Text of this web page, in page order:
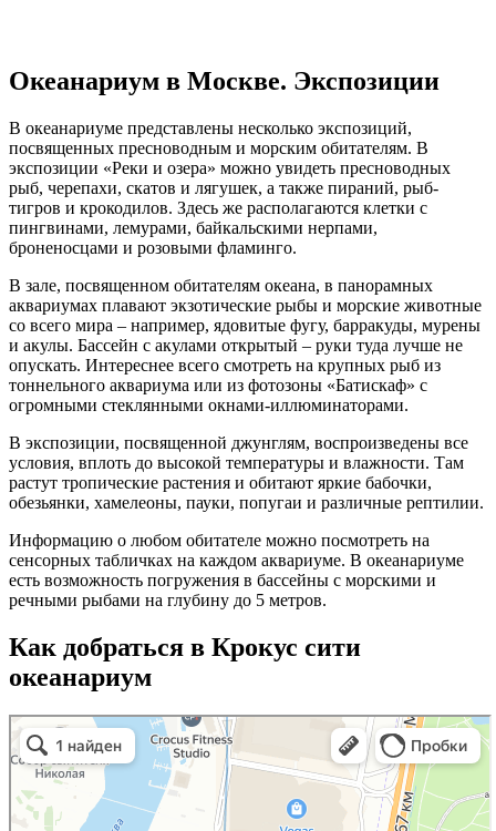
Океанариум в Москве. Экспозиции
В океанариуме представлены несколько экспозиций,
посвященных пресноводным и морским обитателям. В
экспозиции «Реки и озера» можно увидеть пресноводных
рыб, черепахи, скатов и лягушек, а также пираний, рыб-
тигров и крокодилов. Здесь же располагаются клетки с
пингвинами, лемурами, байкальскими нерпами,
броненосцами и розовыми фламинго.
В зале, посвященном обитателям океана, в панорамных
аквариумах плавают экзотические рыбы и морские животные
со всего мира – например, ядовитые фугу, барракуды, мурены
и акулы. Бассейн с акулами открытый – руки туда лучше не
опускать. Интереснее всего смотреть на крупных рыб из
тоннельного аквариума или из фотозоны «Батискаф» с
огромными стеклянными окнами-иллюминаторами.
В экспозиции, посвященной джунглям, воспроизведены все
условия, вплоть до высокой температуры и влажности. Там
растут тропические растения и обитают яркие бабочки,
обезьянки, хамелеоны, пауки, попугаи и различные рептилии.
Информацию о любом обитателе можно посмотреть на
сенсорных табличках на каждом аквариуме. В океанариуме
есть возможность погружения в бассейны с морскими и
речными рыбами на глубину до 5 метров.
Как добраться в Крокус сити
океанариум